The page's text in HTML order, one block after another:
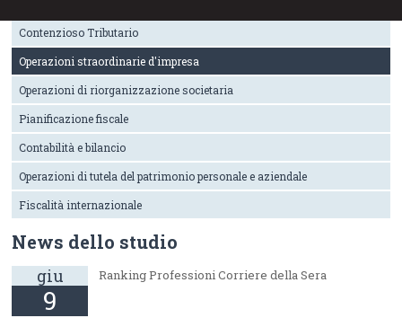
Contenzioso Tributario
Operazioni straordinarie d'impresa
Operazioni di riorganizzazione societaria
Pianificazione fiscale
Contabilità e bilancio
Operazioni di tutela del patrimonio personale e aziendale
Fiscalità internazionale
News dello studio
giu
9
Ranking Professioni Corriere della Sera